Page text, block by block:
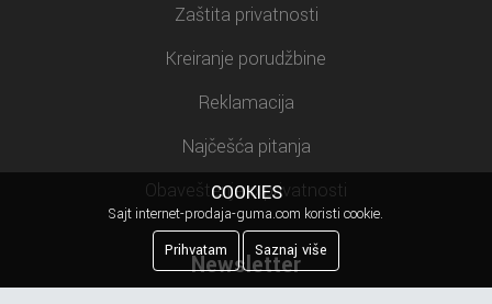
Zaštita privatnosti
Kreiranje porudžbine
Reklamacija
Najčešća pitanja
Obaveštenje o privatnosti
Newsletter
COOKIES
Sajt internet-prodaja-guma.com koristi cookie.
Prihvatam
Saznaj više